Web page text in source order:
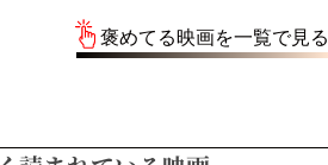
褒めてる映画を一覧で見る